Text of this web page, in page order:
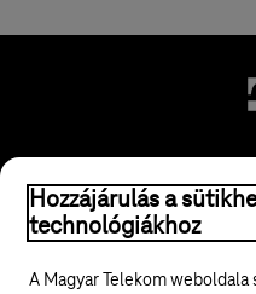
© 2026 Magyar Telekom Nyrt.
Hozzájárulás a
technológiákhoz
A Magyar Telekom